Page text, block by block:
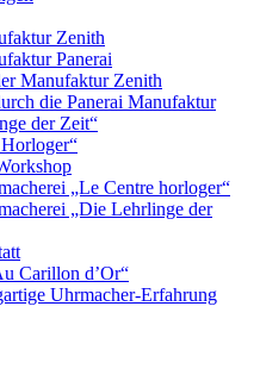
Zenith
Panerai
Manufaktur Zenith
die Panerai Manufaktur
der Zeit“
„Le Centre horloger“
„Die Lehrlinge der
Carillon d’Or“
Uhrmacher-Erfahrung